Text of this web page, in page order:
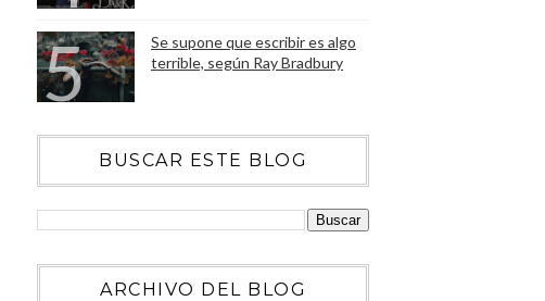
Se supone que escribir es algo
terrible, según Ray Bradbury
BUSCAR ESTE BLOG
ARCHIVO DEL BLOG